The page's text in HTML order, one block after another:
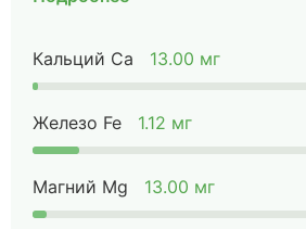
Кальций Ca 13.00 мг
Железо Fe 1.12 мг
Магний Mg 13.00 мг